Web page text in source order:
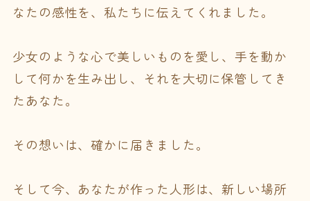
なたの感性を、私たちに伝えてくれました。
少女のような心で美しいものを愛し、手を動か
して何かを生み出し、それを大切に保管してき
たあなた。
その想いは、確かに届きました。
そして今、あなたが作った人形は、新しい場所